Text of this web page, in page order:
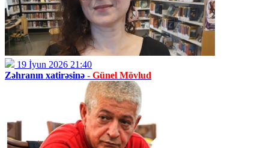
19 İyun 2026 21:40
Zəhranın xatirəsinə - Günel Mövlud